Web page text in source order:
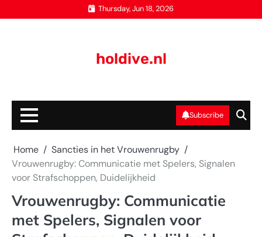
to
Thursday, Jun 18, 2026
holdive.nl
Subscribe
Home
Sancties in het Vrouwenrugby
Vrouwenrugby: Communicatie met Spelers, Signalen
voor Strafschoppen, Duidelijkheid
Vrouwenrugby: Communicatie
met Spelers, Signalen voor